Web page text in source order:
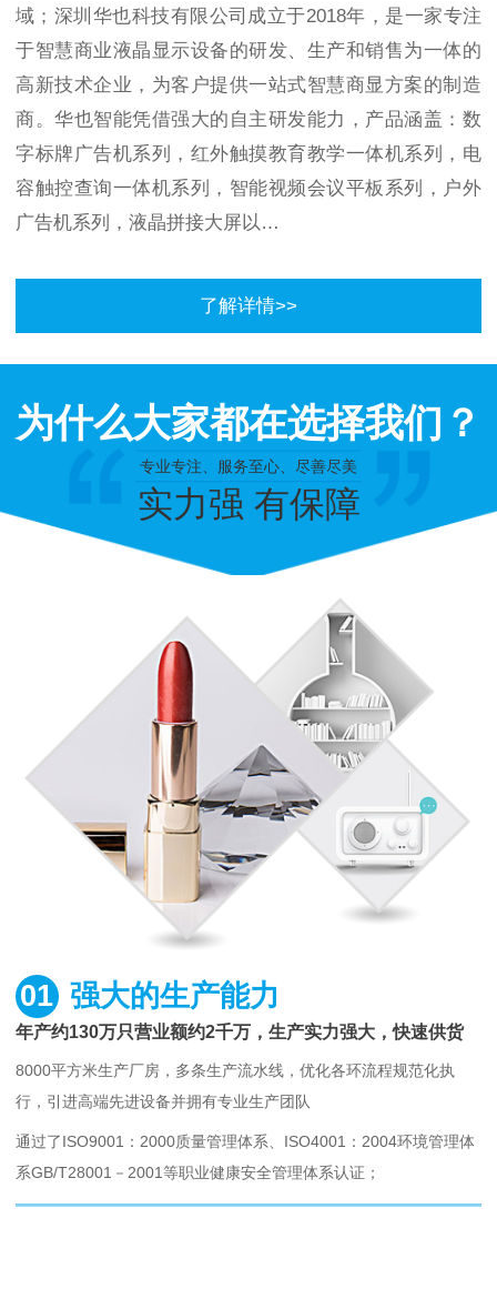
域；深圳华也科技有限公司成立于2018年，是一家专注
于智慧商业液晶显示设备的研发、生产和销售为一体的
高新技术企业，为客户提供一站式智慧商显方案的制造
商。华也智能凭借强大的自主研发能力，产品涵盖：数
字标牌广告机系列，红外触摸教育教学一体机系列，电
容触控查询一体机系列，智能视频会议平板系列，户外
广告机系列，液晶拼接大屏以…
了解详情>>
为什么大家都在选择我们？
专业专注、服务至心、尽善尽美
实力强 有保障
01 强大的生产能力
年产约130万只营业额约2千万，生产实力强大，快速供货
8000平方米生产厂房，多条生产流水线，优化各环流程规范化执
行，引进高端先进设备并拥有专业生产团队
通过了ISO9001：2000质量管理体系、ISO4001：2004环境管理体
系GB/T28001－2001等职业健康安全管理体系认证；